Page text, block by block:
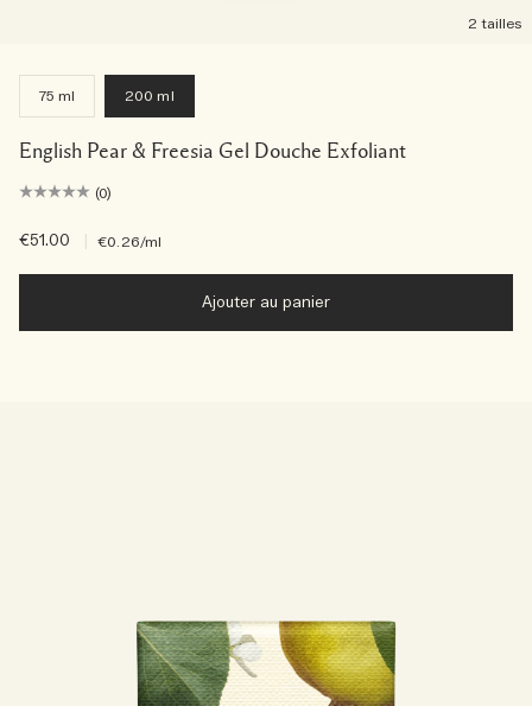
2 tailles
75 ml 200 ml
English Pear & Freesia Gel Douche Exfoliant
(0)
€51.00 €0.26/ml
Ajouter au panier